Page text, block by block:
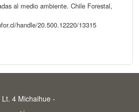
al medio ambiente. Chile Forestal,
handle/20.500.12220/13315
4 Michaihue -